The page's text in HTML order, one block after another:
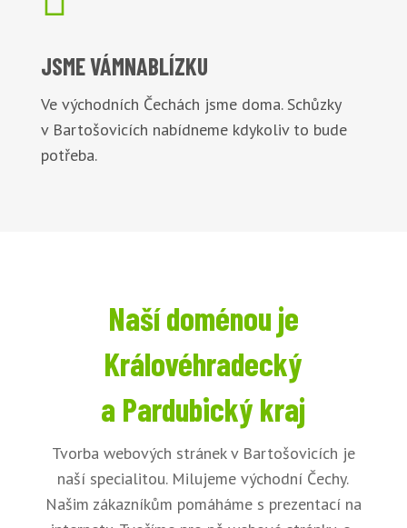
JSME VÁMNABLÍZKU
Ve východních Čechách jsme doma. Schůzky
v Bartošovicích nabídneme kdykoliv to bude
potřeba.
Naší doménou je
Královéhradecký
a Pardubický kraj
Tvorba webových stránek v Bartošovicích je
naší specialitou. Milujeme východní Čechy.
Našim zákazníkům pomáháme s prezentací na